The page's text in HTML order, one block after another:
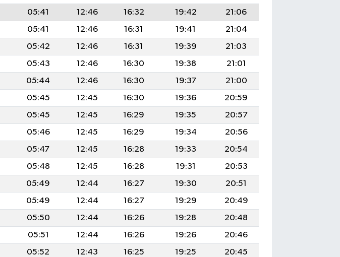
05:41 12:46 16:32 19:42
21:06
05:41 12:46 16:31 19:41
21:04
05:42 12:46 16:31 19:39
21:03
05:43 12:46 16:30 19:38
21:01
05:44 12:46 16:30 19:37
21:00
05:45 12:45 16:30 19:36
20:59
05:45 12:45 16:29 19:35
20:57
05:46 12:45 16:29 19:34
20:56
05:47 12:45 16:28 19:33
20:54
05:48 12:45 16:28 19:31
20:53
05:49 12:44 16:27 19:30
20:51
05:49 12:44 16:27 19:29
20:49
05:50 12:44 16:26 19:28
20:48
05:51 12:44 16:26 19:26
20:46
05:52 12:43 16:25 19:25
20:45